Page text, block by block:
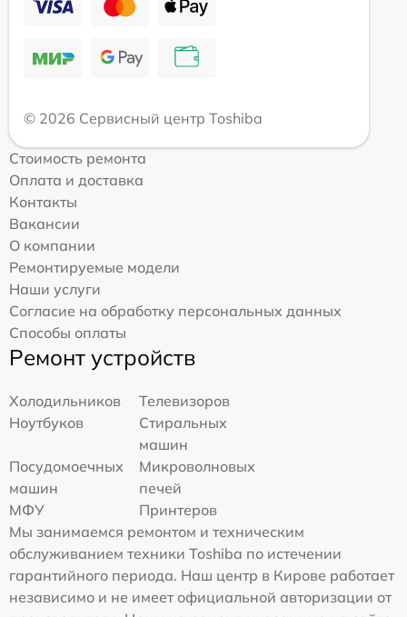
© 2026 Сервисный центр Toshiba
Стоимость ремонта
Оплата и доставка
Контакты
Вакансии
О компании
Ремонтируемые модели
Наши услуги
Согласие на обработку персональных данных
Способы оплаты
Ремонт устройств
Холодильников
Телевизоров
Ноутбуков
Стиральных
машин
Посудомоечных
машин
Микроволновых
печей
МФУ
Принтеров
Мы занимаемся ремонтом и техническим
обслуживанием техники Toshiba по истечении
гарантийного периода. Наш центр в Кирове работает
независимо и не имеет официальной авторизации от